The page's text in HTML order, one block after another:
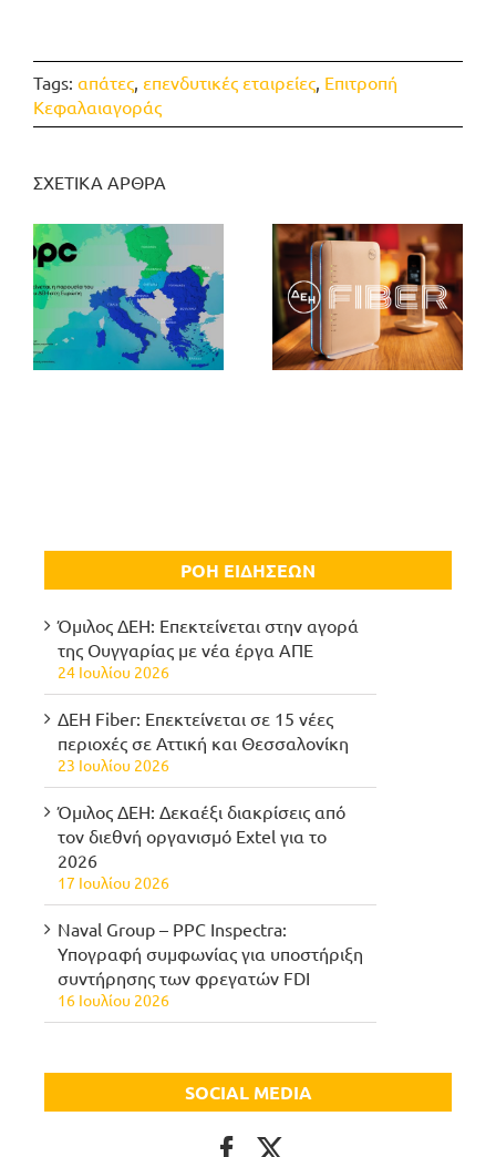
Tags: απάτες, επενδυτικές εταιρείες, Επιτροπή
Κεφαλαιαγοράς
ΣΧΕΤΙΚΑ ΑΡΘΡΑ
ΡΟΗ ΕΙΔΗΣΕΩΝ
Όμιλος ΔΕΗ: Επεκτείνεται στην αγορά
της Ουγγαρίας με νέα έργα ΑΠΕ
24 Ιουλίου 2026
ΔΕΗ Fiber: Επεκτείνεται σε 15 νέες
περιοχές σε Αττική και Θεσσαλονίκη
23 Ιουλίου 2026
Όμιλος ΔΕΗ: Δεκαέξι διακρίσεις από
τον διεθνή οργανισμό Extel για το
2026
17 Ιουλίου 2026
Naval Group – PPC Inspectra:
Υπογραφή συμφωνίας για υποστήριξη
συντήρησης των φρεγατών FDI
16 Ιουλίου 2026
SOCIAL MEDIA